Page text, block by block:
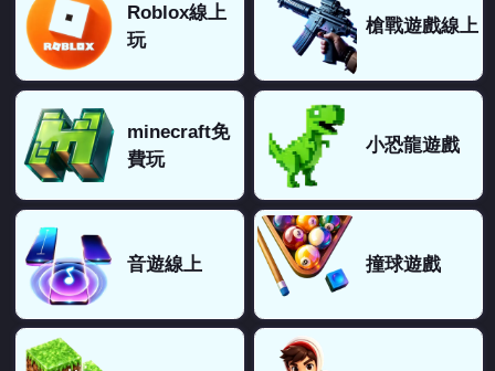
Roblox線上
玩
槍戰遊戲線上
minecraft免
費玩
小恐龍遊戲
音遊線上 撞球遊戲